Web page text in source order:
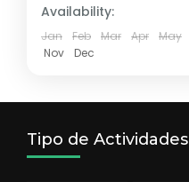
Availability:
Jan Feb Mar Apr May
Nov
Dec
Tipo de Actividades